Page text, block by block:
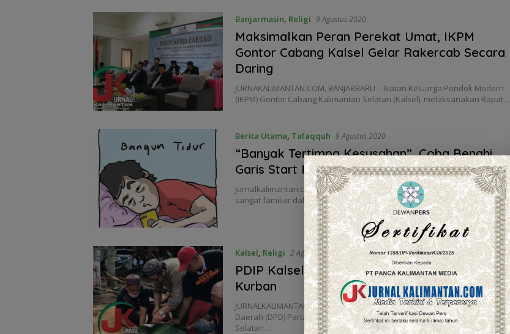
Banjarmasin, Religi 9 Agustus 2020
Maksimalkan Peran Perekat Umat, IKPM
Gontor Cabang Kalsel Gelar Rakercab Secara
Daring
JURNAKALIMANTAN.COM, BANJARBARU – Ikatan Keluarga Pondok Modern
(IKPM) Gontor Cabang Kalimantan Selatan (Kalsel), melaksanakan Rapat…
Berita Utama, Tafaqquh 9 Agustus 2020
“Banyak Tertimpa Kesusahan”, Coba Benahi
Garis Start Harimu
Jurnalkalimantan.com, Banjarbaru – Jargon-jargon terkait mengawali hari
sangat familiar dalam kehidupan kita, berbagai macam ragam…
Kalsel, Religi 2 Agustus 2020
PDIP Kalsel Bagikan 1.100 Kantong Daging
Kurban
JURNALKALIMANTAN.COM, BANJARMASIN – Sekretariat Dewan Pimpinan
Daerah (DPD) Partai Demokrasi Indonesia Perjuangan (PDIP) Kalimantan
Selatan…